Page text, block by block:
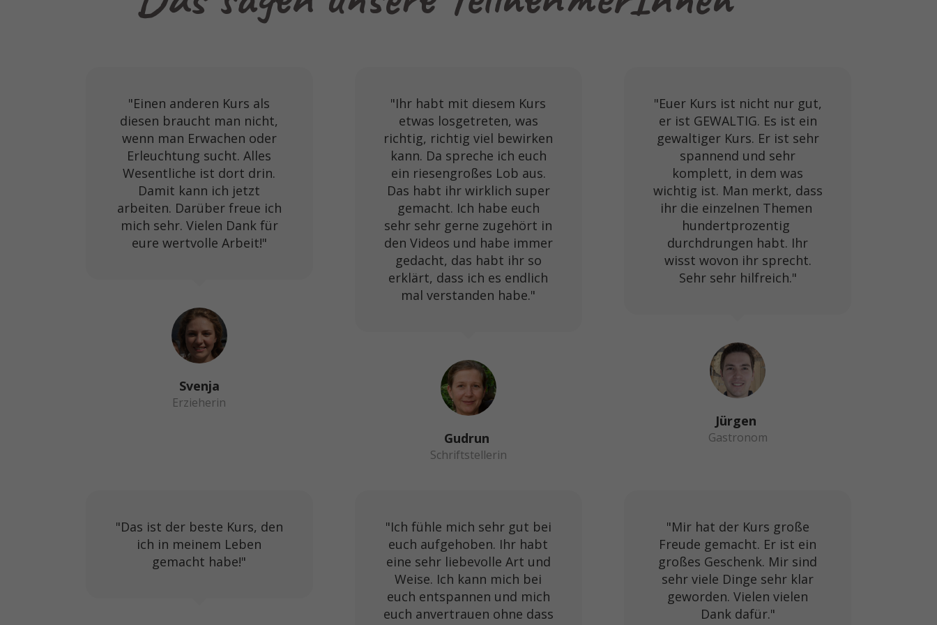
"Einen anderen Kurs als
diesen braucht man nicht,
wenn man Erwachen oder
Erleuchtung sucht. Alles
Wesentliche ist dort drin.
Damit kann ich jetzt
arbeiten. Darüber freue ich
mich sehr. Vielen Dank für
eure wertvolle Arbeit!"
Svenja
Erzieherin
"Ihr habt mit diesem Kurs
etwas losgetreten, was
richtig, richtig viel bewirken
kann. Da spreche ich euch
ein riesengroßes Lob aus.
Das habt ihr wirklich super
gemacht. Ich habe euch
sehr sehr gerne zugehört in
den Videos und habe immer
gedacht, das habt ihr so
erklärt, dass ich es endlich
mal verstanden habe."
Gudrun
Schriftstellerin
"Euer Kurs ist nicht nur gut,
er ist GEWALTIG. Es ist ein
gewaltiger Kurs. Er ist sehr
spannend und sehr
komplett, in dem was
wichtig ist. Man merkt, dass
ihr die einzelnen Themen
hundertprozentig
durchdrungen habt. Ihr
wisst wovon ihr sprecht.
Sehr sehr hilfreich."
Jürgen
Gastronom
"Das ist der beste Kurs, den
ich in meinem Leben
gemacht habe!"
"Ich fühle mich sehr gut bei
euch aufgehoben. Ihr habt
eine sehr liebevolle Art und
Weise. Ich kann mich bei
euch entspannen und mich
euch anvertrauen ohne dass
"Mir hat der Kurs große
Freude gemacht. Er ist ein
großes Geschenk. Mir sind
sehr viele Dinge sehr klar
geworden. Vielen vielen
Dank dafür."